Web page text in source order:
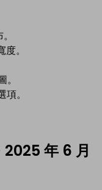
。
。
年 6 月